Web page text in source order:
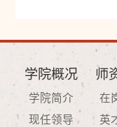
学院概况
学院简介
现任领导
师
在
英